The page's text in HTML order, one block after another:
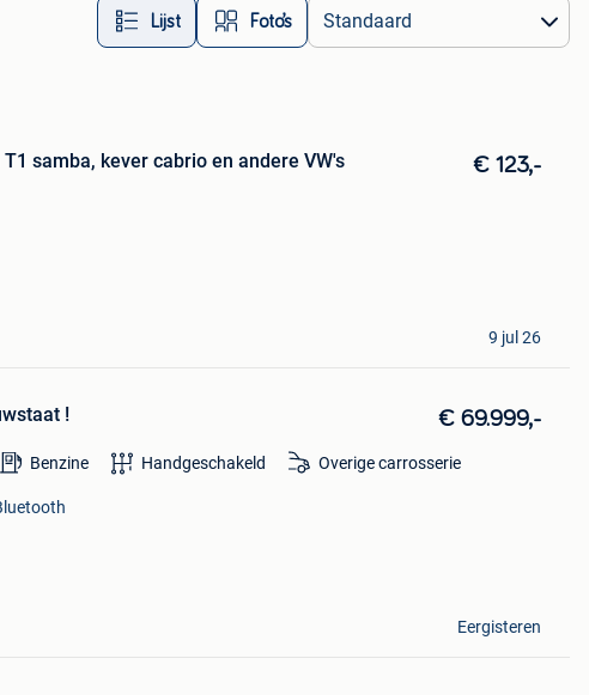
Lijst Foto’s
samba, kever cabrio en andere VW's € 123,-
9 jul 26
! € 69.999,-
Benzine Handgeschakeld Overige carrosserie
Eergisteren